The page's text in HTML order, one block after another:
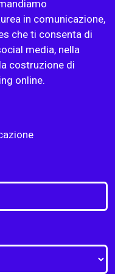
in comunicazione,
che ti consenta di
media, nella
costruzione di
online.